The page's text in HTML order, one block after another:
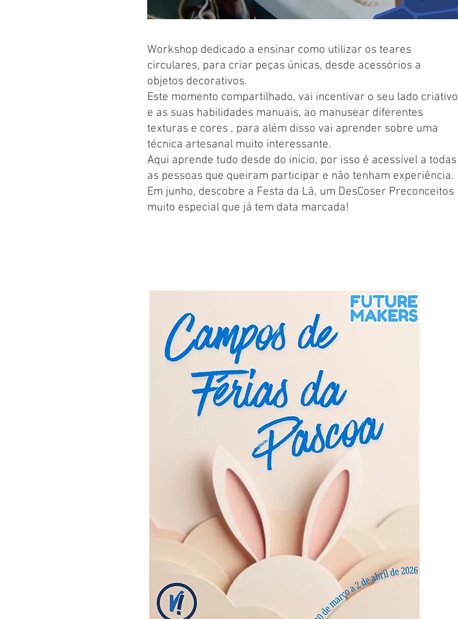
Workshop dedicado a ensinar como utilizar os teares
circulares, para criar peças únicas, desde acessórios a
objetos decorativos.
Este momento compartilhado, vai incentivar o seu lado criativo
e as suas habilidades manuais, ao manusear diferentes
texturas e cores , para além disso vai aprender sobre uma
técnica artesanal muito interessante.
Aqui aprende tudo desde do inicio, por isso é acessível a todas
as pessoas que queiram participar e não tenham experiência.
Em junho, descobre a Festa da Lã, um DesCoser Preconceitos
muito especial que já tem data marcada!